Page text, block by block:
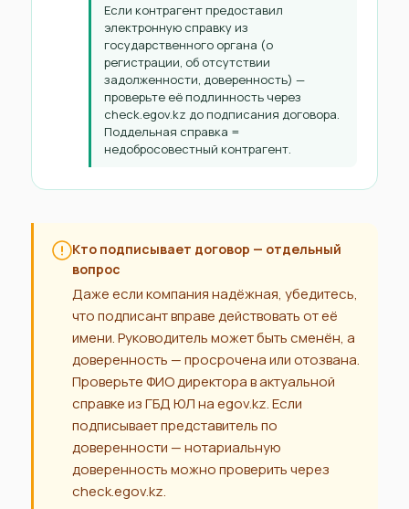
Если контрагент предоставил
электронную справку из
государственного органа (о
регистрации, об отсутствии
задолженности, доверенность) —
проверьте её подлинность через
check.egov.kz до подписания договора.
Поддельная справка =
недобросовестный контрагент.
Кто подписывает договор — отдельный
вопрос
Даже если компания надёжная, убедитесь,
что подписант вправе действовать от её
имени. Руководитель может быть сменён, а
доверенность — просрочена или отозвана.
Проверьте ФИО директора в актуальной
справке из ГБД ЮЛ на egov.kz. Если
подписывает представитель по
доверенности — нотариальную
доверенность можно проверить через
check.egov.kz.